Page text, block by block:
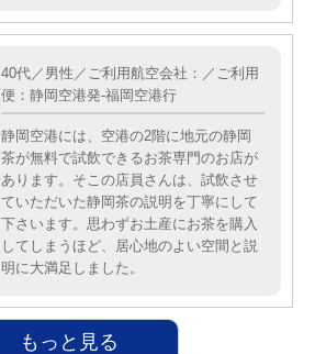
40代／男性／ご利用航空会社：／ご利用
便：静岡空港発-福岡空港行
静岡空港には、空港の2階に地元の静岡
茶が無料で試飲できるお茶専門のお店が
あります。そこの店員さんは、試飲させ
ていただいた静岡茶の説明を丁寧にして
下さいます。思わずお土産にお茶を購入
してしまうほど、居心地のよい空間と説
明に大満足しました。
もっと見る